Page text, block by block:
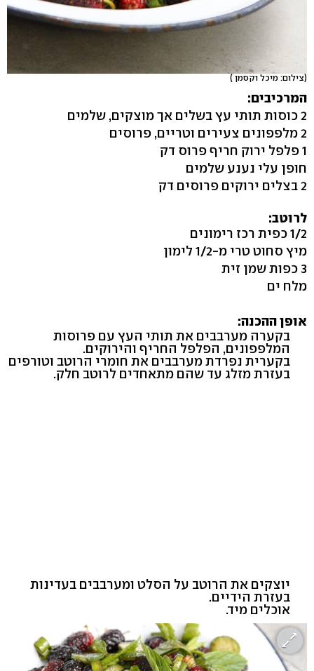
(צילום: מיכל וקסמן )
המרכיבים:
2 כוסות תותי עץ בשלים אך מוצקים, שלמים
2 מלפפונים צעירים וטריים, פרוסים
1 פלפל ירוק חריף פרוס דק
חופן עלי נענע שלמים
2 בצלים ירוקים פרוסים דק
לרוטב:
1/2 כפית רכז רימונים
מיץ סחוט טרי מ-1/2 לימון
3 כפות שמן זית
מלח ים
אופן ההכנה:
בקערה מערבבים את תותי העץ עם פרוסות
המלפפונים, הפלפל החריף והירוקים.
בקערית נפרדת מערבבים את חומרי הרוטב וטורפים
בעזרת מזלג עד שהם מתאחדים לרוטב חלק.
יוצקים את הרוטב על הסלט ומערבבים בעדינות
בעזרת הידיים.
אוכלים מיד.